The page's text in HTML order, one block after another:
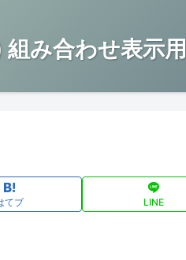
み合わせ表示
てブ LINE